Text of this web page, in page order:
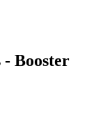
Booster